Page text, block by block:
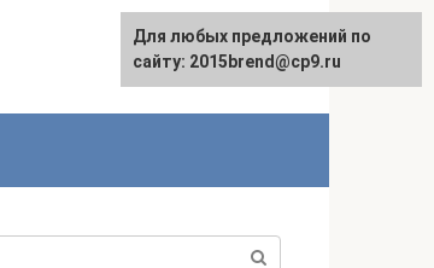
Для любых предложений по
сайту: 2015brend@cp9.ru